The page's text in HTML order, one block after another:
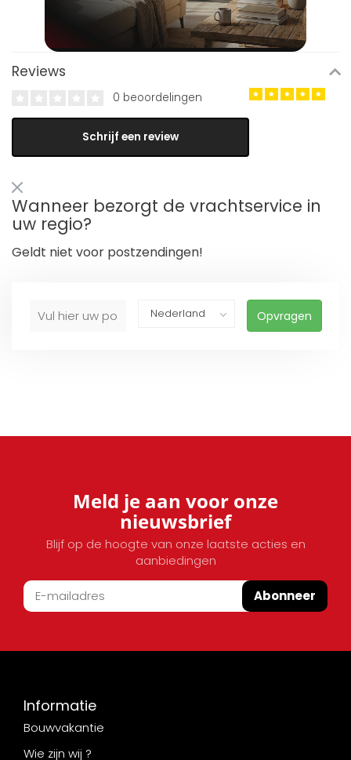
Reviews
0 beoordelingen
Schrijf een review
Wanneer bezorgt de vrachtservice in
uw regio?
Geldt niet voor postzendingen!
Opvragen
Meld je aan voor onze
nieuwsbrief
Blijf op de hoogte van onze laatste acties en
aanbiedingen
Abonneer
Informatie
Bouwvakantie
Wie zijn wij ?